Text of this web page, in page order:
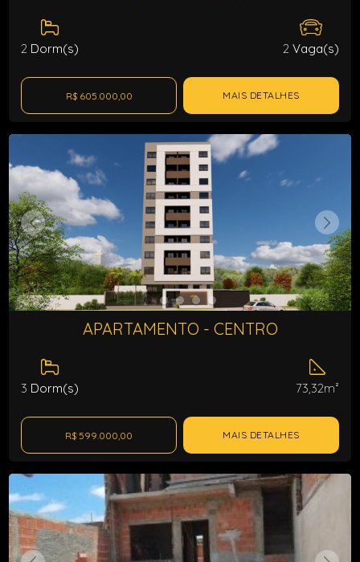
2 Dorm(s) 2 Vaga(s)
R$ 605.000,00 MAIS DETALHES
APARTAMENTO - CENTRO
3 Dorm(s) 73,32m²
R$ 599.000,00 MAIS DETALHES